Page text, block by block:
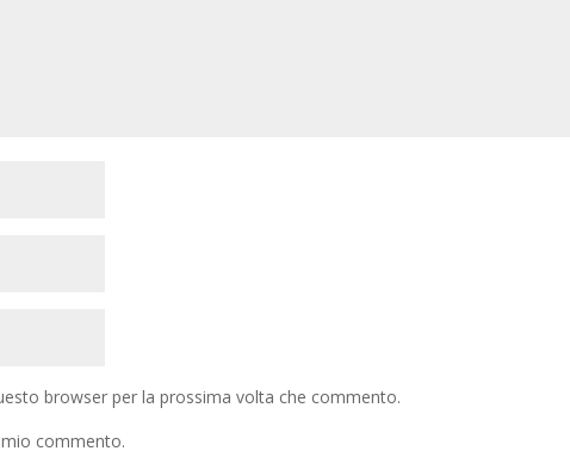
browser per la prossima volta che commento.
commento.